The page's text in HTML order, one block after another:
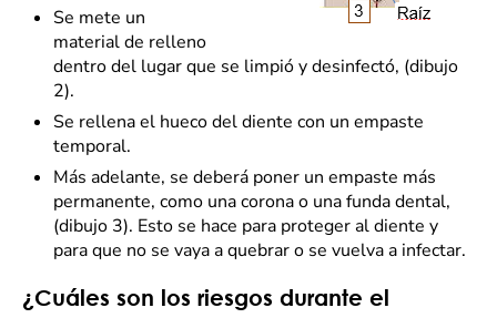
Se mete un
material de relleno
dentro del lugar que se limpió y desinfectó, (dibujo
2).
Se rellena el hueco del diente con un empaste
temporal.
Más adelante, se deberá poner un empaste más
permanente, como una corona o una funda dental,
(dibujo 3). Esto se hace para proteger al diente y
para que no se vaya a quebrar o se vuelva a infectar.
¿Cuáles son los riesgos durante el